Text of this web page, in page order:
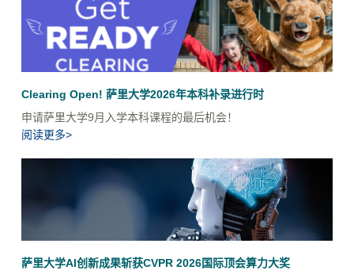
Clearing Open! 萨里大学2026年本科补录进行时
申请萨里大学9月入学本科课程的最后机会！
阅读更多>
萨里大学AI创新成果斩获CVPR 2026国际顶会算力大奖